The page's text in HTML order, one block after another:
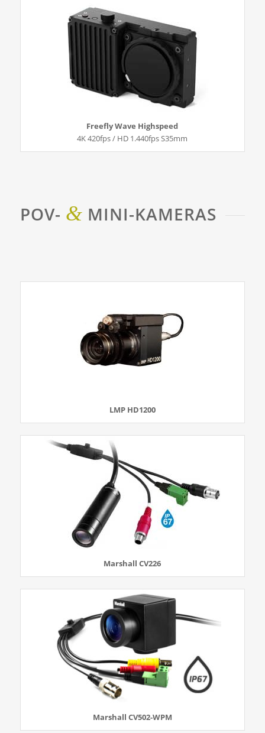
Freefly Wave Highspeed
4K 420fps / HD 1.440fps S35mm
POV- & MINI-KAMERAS
LMP HD1200
Marshall CV226
Marshall CV502-WPM